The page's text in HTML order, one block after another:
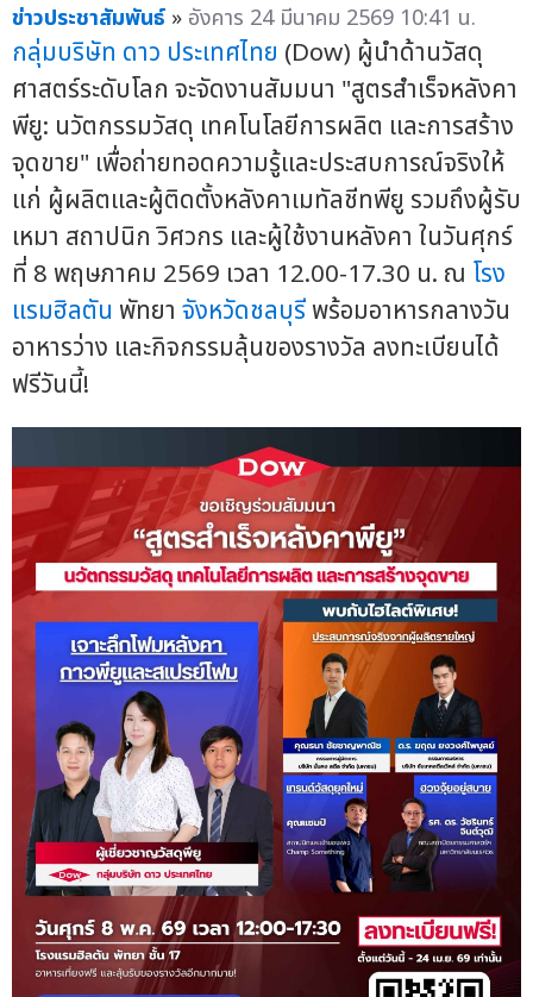
ข่าวประชาสัมพันธ์ » อังคาร 24 มีนาคม 2569 10:41 น.
กลุ่มบริษัท ดาว ประเทศไทย (Dow) ผู้นำด้านวัสดุ
ศาสตร์ระดับโลก จะจัดงานสัมมนา "สูตรสำเร็จหลังคา
พียู: นวัตกรรมวัสดุ เทคโนโลยีการผลิต และการสร้าง
จุดขาย" เพื่อถ่ายทอดความรู้และประสบการณ์จริงให้
แก่ ผู้ผลิตและผู้ติดตั้งหลังคาเมทัลชีทพียู รวมถึงผู้รับ
เหมา สถาปนิก วิศวกร และผู้ใช้งานหลังคา ในวันศุกร์
ที่ 8 พฤษภาคม 2569 เวลา 12.00-17.30 น. ณ โรง
แรมฮิลตัน พัทยา จังหวัดชลบุรีพร้อมอาหารกลางวัน
อาหารว่าง และกิจกรรมลุ้นของรางวัล ลงทะเบียนได้
ฟรีวันนี้!